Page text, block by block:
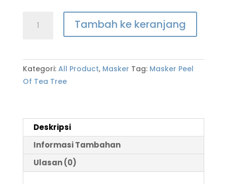
Tambah ke keranjang
Kategori: All Product, Masker Tag: Masker Peel
Of Tea Tree
Deskripsi
Informasi Tambahan
Ulasan (0)